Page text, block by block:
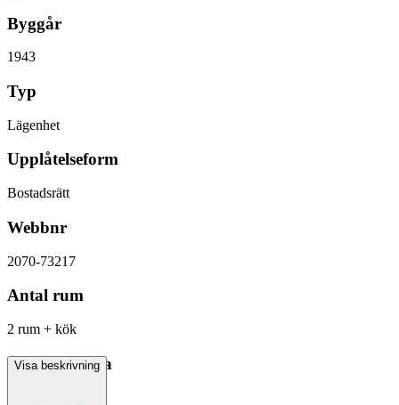
Byggår
1943
Typ
Lägenhet
Upplåtelseform
Bostadsrätt
Webbnr
2070-73217
Antal rum
2 rum + kök
Boarea/Biarea
Visa beskrivning